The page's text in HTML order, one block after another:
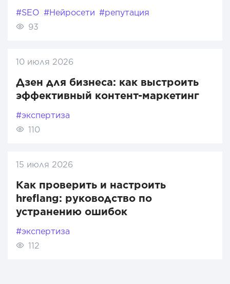
#SEO #Нейросети #репутация
93
10 июля 2026
Дзен для бизнеса: как выстроить
эффективный контент-маркетинг
#экспертиза
110
15 июля 2026
Как проверить и настроить
hreflang: руководство по
устранению ошибок
#экспертиза
112